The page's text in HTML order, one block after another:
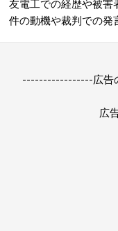
友電工での経歴や被害
件の動機や裁判での発
-----------------広告
広